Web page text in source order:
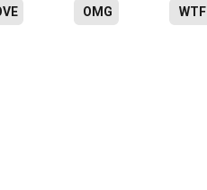
OMG WTF